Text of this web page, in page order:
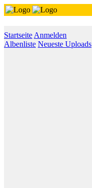
Startseite Anmelden
Albenliste Neueste Uploads